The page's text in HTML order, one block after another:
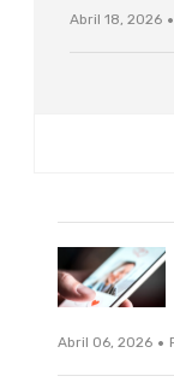
Abril 18, 2026 ·
Abril 06, 2026 ·